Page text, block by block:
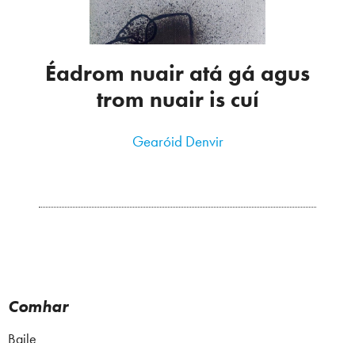
Éadrom nuair atá gá agus
trom nuair is cuí
Gearóid Denvir
Comhar
Baile